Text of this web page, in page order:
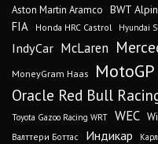
Aston Martin Aramco BWT
FIA Honda HRC Castrol Hyundai
IndyCar McLaren
MoneyGram Haas MotoGP
Oracle Red Bull
Toyota Gazoo Racing WRT WEC
Валттери Боттас
Индикар